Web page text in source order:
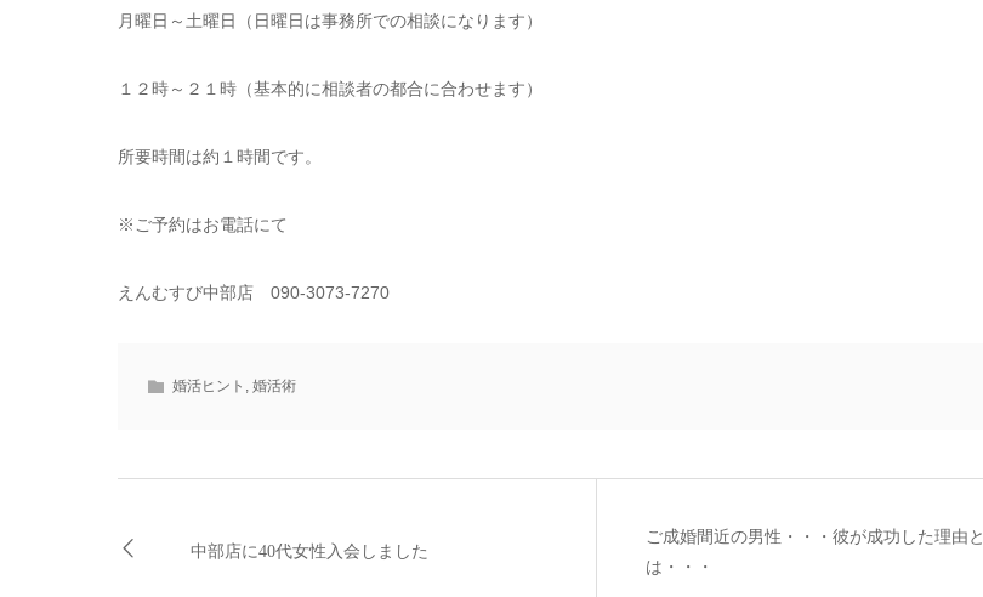
月曜日～土曜日（日曜日は事務所での相談になります）
１２時～２１時（基本的に相談者の都合に合わせます）
所要時間は約１時間です。
※ご予約はお電話にて
えんむすび中部店 090-3073-7270
婚活ヒント 婚活術
中部店に40代女性入会しました
ご成婚間近の男性・・・彼が成功した理由と
は・・・